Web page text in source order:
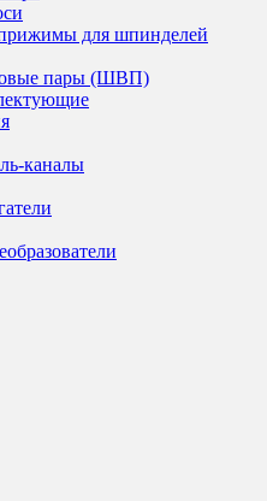
для шпинделей
пары (ШВП)
каналы